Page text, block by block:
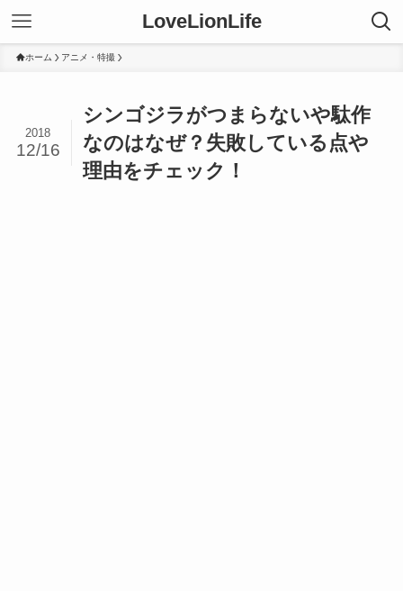
LoveLionLife
ホーム アニメ・特撮
シンゴジラがつまらないや駄作
なのはなぜ？失敗している点や
理由をチェック！
2018
12/16